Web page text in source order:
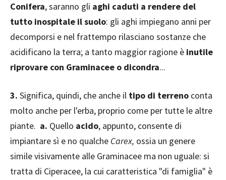
Conifera, saranno gli aghi caduti a rendere del
tutto inospitale il suolo: gli aghi impiegano anni per
decomporsi e nel frattempo rilasciano sostanze che
acidificano la terra; a tanto maggior ragione è inutile
riprovare con Graminacee o dicondra...
3. Significa, quindi, che anche il tipo di terreno conta
molto anche per l'erba, proprio come per tutte le altre
piante. a. Quello acido, appunto, consente di
impiantare sì e no qualche Carex, ossia un genere
simile visivamente alle Graminacee ma non uguale: si
tratta di Ciperacee, la cui caratteristica "di famiglia" è